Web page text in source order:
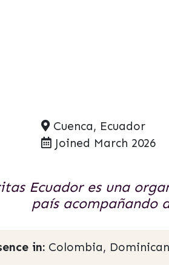
Cuenca, Ecuador
Joined March 2026
Ecuador es una
país acompañando
in: Colombia,